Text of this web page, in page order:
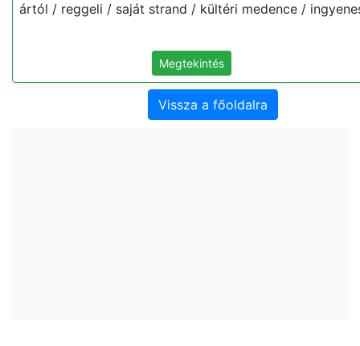
ártól / reggeli / saját strand / kültéri medence /
Megtekintés
Vissza a főoldalra